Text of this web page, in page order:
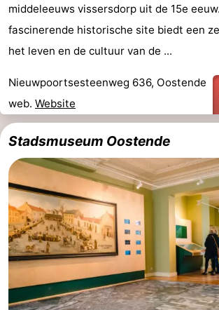
Westhoek
Contact
middeleeuws vissersdorp uit de 15e
fascinerende historische site biedt een
het leven en de cultuur van de ...
Nieuwpoortsesteenweg 636, Oostende
web. Website
Stadsmuseum Oostende